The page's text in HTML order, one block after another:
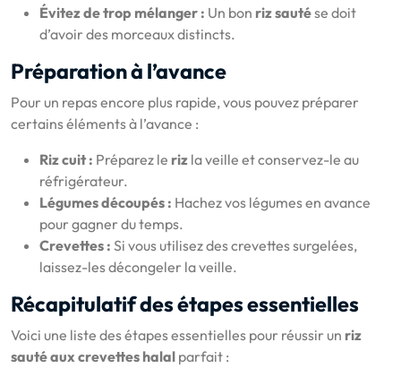
Évitez de trop mélanger : Un bon riz sautése doit
d’avoir des morceaux distincts.
Préparation à l’avance
Pour un repas encore plus rapide, vous pouvez préparer
certains éléments à l’avance :
Riz cuit : Préparez le riz la veille et conservez-le au
réfrigérateur.
Légumes découpés : Hachez vos légumes en avance
pour gagner du temps.
Crevettes : Si vous utilisez des crevettes surgelées,
laissez-les décongeler la veille.
Récapitulatif des étapes essentielles
Voici une liste des étapes essentielles pour réussir un riz
sauté aux crevettes halal parfait :